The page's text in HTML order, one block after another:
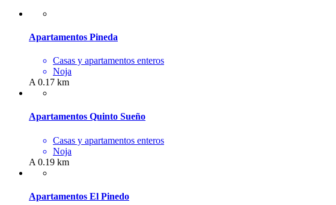
Apartamentos Pineda
Casas y apartamentos enteros
Noja
A 0.17 km
Apartamentos Quinto Sueño
Casas y apartamentos enteros
Noja
A 0.19 km
Apartamentos El Pinedo